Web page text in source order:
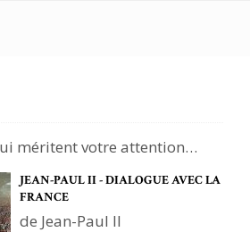
méritent votre attention…
JEAN-PAUL II - DIALOGUE AVEC LA
FRANCE
de Jean-Paul II